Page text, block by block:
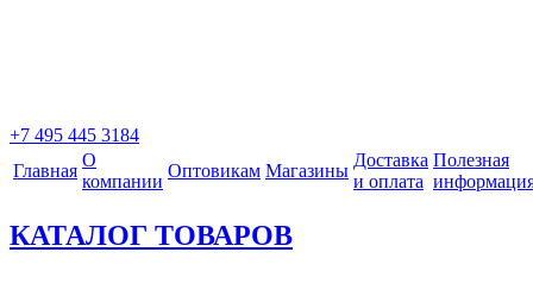
+7 495 445 3184
Главная
О
компании
Оптовикам Магазины
Доставка
и оплата
Полезная
КАТАЛОГ ТОВАРОВ